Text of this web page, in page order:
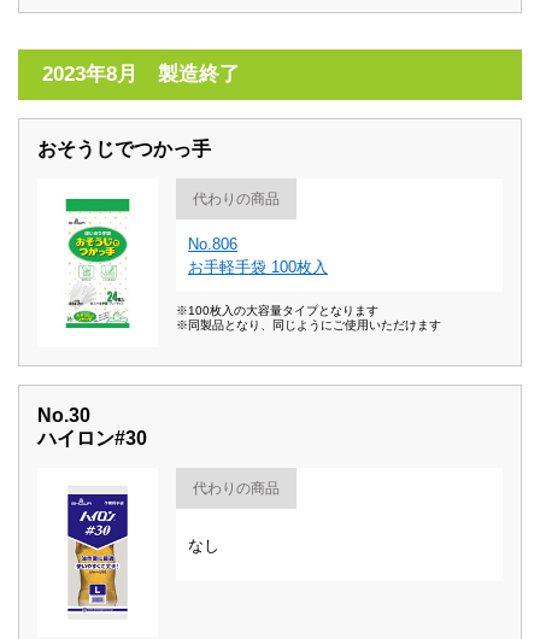
2023年8月 製造終了
おそうじでつかっ手
代わりの商品
No.806
お手軽手袋 100枚入
※100枚入の大容量タイプとなります
※同製品となり、同じようにご使用いただけます
No.30
ハイロン#30
代わりの商品
なし